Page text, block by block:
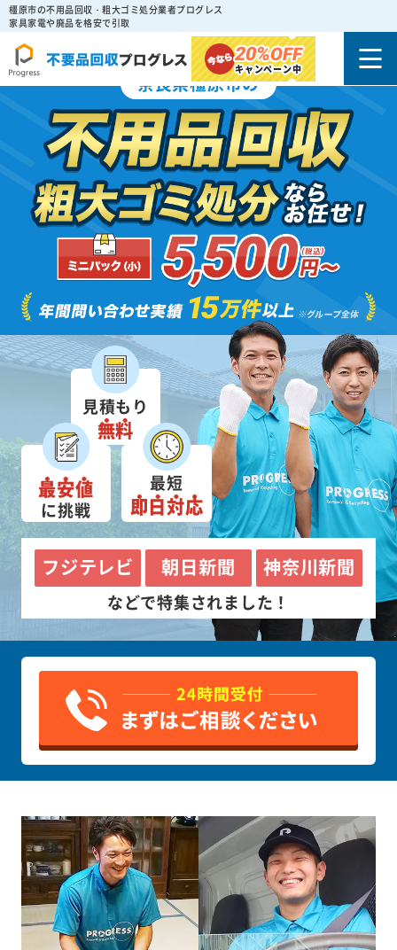
橿原市の不用品回収・粗大ゴミ処分業者プログレス
家具家電や廃品を格安で引取
20%OFF
キャンペーン中
奈良県橿原市の
見積もり
無料
最安値
に挑戦
最短
即日対応
フジテレビ 朝日新聞 神奈川新聞
などで特集されました！